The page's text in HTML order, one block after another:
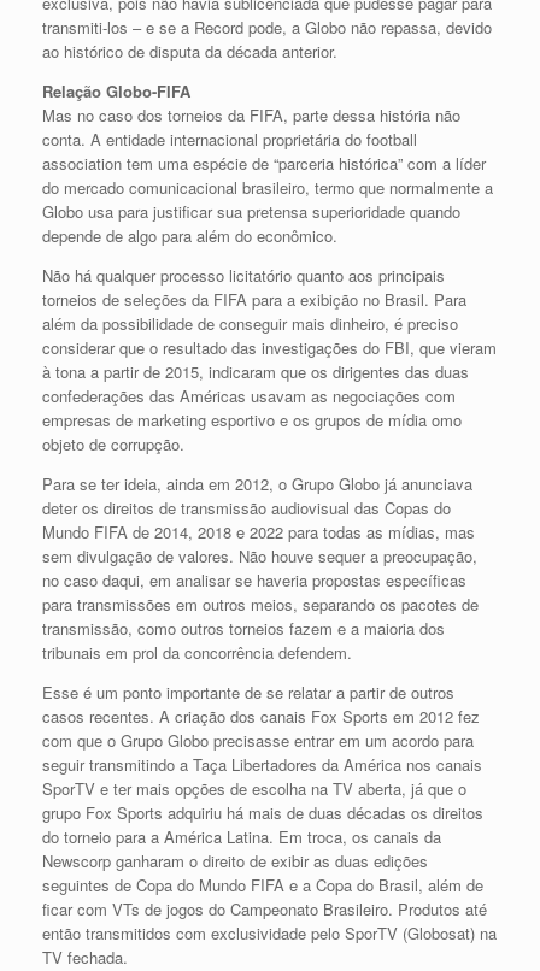
transmiti-los – e se a Record pode, a Globo não repassa, devido
ao histórico de disputa da década anterior.
Relação Globo-FIFA
Mas no caso dos torneios da FIFA, parte dessa história não
conta. A entidade internacional proprietária do football
association tem uma espécie de “parceria histórica” com a líder
do mercado comunicacional brasileiro, termo que normalmente a
Globo usa para justificar sua pretensa superioridade quando
depende de algo para além do econômico.
Não há qualquer processo licitatório quanto aos principais
torneios de seleções da FIFA para a exibição no Brasil. Para
além da possibilidade de conseguir mais dinheiro, é preciso
considerar que o resultado das investigações do FBI, que vieram
à tona a partir de 2015, indicaram que os dirigentes das duas
confederações das Américas usavam as negociações com
empresas de marketing esportivo e os grupos de mídia omo
objeto de corrupção.
Para se ter ideia, ainda em 2012, o Grupo Globo já anunciava
deter os direitos de transmissão audiovisual das Copas do
Mundo FIFA de 2014, 2018 e 2022 para todas as mídias, mas
sem divulgação de valores. Não houve sequer a preocupação,
no caso daqui, em analisar se haveria propostas específicas
para transmissões em outros meios, separando os pacotes de
transmissão, como outros torneios fazem e a maioria dos
tribunais em prol da concorrência defendem.
Esse é um ponto importante de se relatar a partir de outros
casos recentes. A criação dos canais Fox Sports em 2012 fez
com que o Grupo Globo precisasse entrar em um acordo para
seguir transmitindo a Taça Libertadores da América nos canais
SporTV e ter mais opções de escolha na TV aberta, já que o
grupo Fox Sports adquiriu há mais de duas décadas os direitos
do torneio para a América Latina. Em troca, os canais da
Newscorp ganharam o direito de exibir as duas edições
seguintes de Copa do Mundo FIFA e a Copa do Brasil, além de
ficar com VTs de jogos do Campeonato Brasileiro. Produtos até
então transmitidos com exclusividade pelo SporTV (Globosat) na
TV fechada.